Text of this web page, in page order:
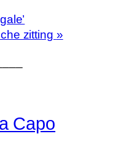
zitting »
Capo